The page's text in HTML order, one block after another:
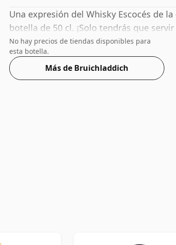
Una expresión del Whisky Escocés de
botella de 50 cl. ¡Solo tendrás que
No hay precios de tiendas disponibles para
esta botella.
Más de Bruichladdich